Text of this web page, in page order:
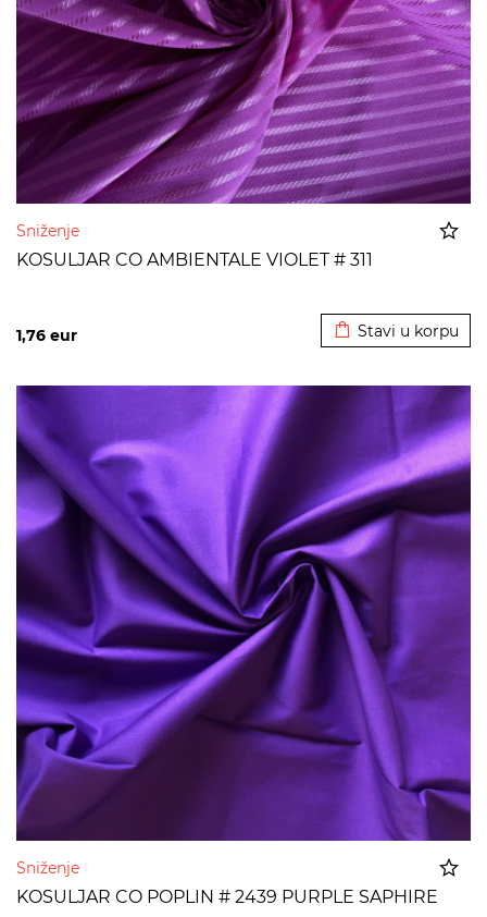
Sniženje
KOSULJAR CO AMBIENTALE VIOLET # 311
1,76 eur Stavi u korpu
Sniženje
KOSULJAR CO POPLIN # 2439 PURPLE SAPHIRE